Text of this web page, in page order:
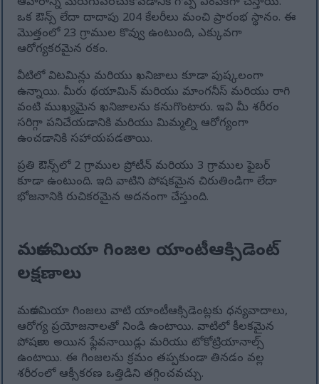
ఒక ఔన్స్ లేదా దాదాపు 204 కేలరీలు మంచి ప్రారంభ స్థానం. ఈ
మొత్తంలో 23 గ్రాముల కొవ్వు ఉంటుంది, ఎక్కువగా
ఆరోగ్యకరమైన రకం.
వీటిలో విటమిన్లు మరియు ఖనిజాలు కూడా పుష్కలంగా
ఉన్నాయి. మీరు థయామిన్ మరియు మాంగనీస్ మరియు రాగి
వంటి ముఖ్యమైన ఖనిజాలను కనుగొంటారు. ఇవి మీ శరీరం
సరిగ్గా పనిచేయడానికి మరియు మిమ్మల్ని ఆరోగ్యంగా
ఉంచడానికి సహాయపడతాయి.
ప్రతి ఔన్స్‌లో 2 గ్రాముల ప్రోటీన్ మరియు 3 గ్రాముల ఫైబర్
కూడా ఉంటుంది. ఇది వాటిని పోషకమైన చిరుతిండిగా లేదా
భోజనానికి రుచికరమైన అదనంగా చేస్తుంది.
మకాడమియా గింజల యాంటీఆక్సిడెంట్
లక్షణాలు
మకాడమియా గింజలు వాటి యాంటీఆక్సిడెంట్లకు ధన్యవాదాలు,
ఆరోగ్య ప్రయోజనాలతో నిండి ఉంటాయి. వాటిలో కీలకమైన
పోషకాలు అయిన ఫ్లేవనాయిడ్లు మరియు టోకోట్రియానాల్స్
ఉంటాయి. ఈ గింజలను క్రమం తప్పకుండా తినడం వల్ల
శరీరంలో ఆక్సీకరణ ఒత్తిడిని తగ్గించవచ్చు.